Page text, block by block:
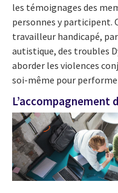
les témoignages des
personnes y participent.
travailleur handicapé,
autistique, des troubles
aborder les violences
soi-même pour
L’accompagnement